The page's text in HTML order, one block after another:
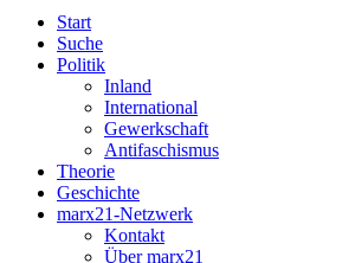
Start
Suche
Politik
Inland
International
Gewerkschaft
Antifaschismus
Theorie
Geschichte
marx21-Netzwerk
Kontakt
Über marx21